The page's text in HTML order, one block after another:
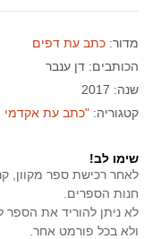
מדור: כתב עת דפים
הכותבים: דן ענבר
שנה: 2017
קטגוריה: "כתב עת אקדמי
שימו לב!
לאחר רכישת ספר מקוון,
חנות הספרים.
ולא בכל פורמט אחר.